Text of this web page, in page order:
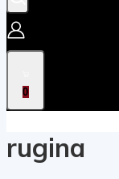
0
rugina